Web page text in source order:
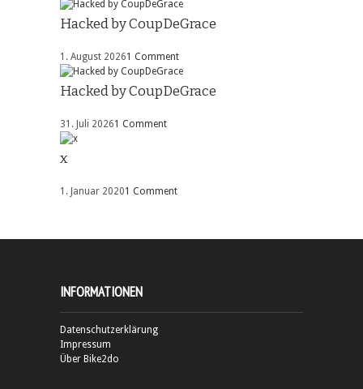
Hacked by CoupDeGrace
1. August 20261 Comment
Hacked by CoupDeGrace
31. Juli 20261 Comment
x
1. Januar 20201 Comment
INFORMATIONEN
Datenschutzerklärung
Impressum
Über Bike2do